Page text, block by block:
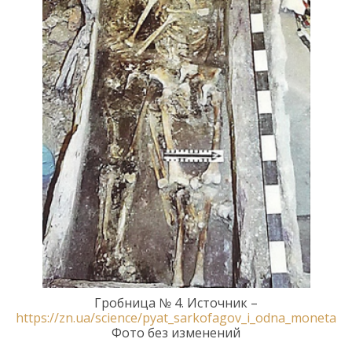
Гробница № 4. Источник –
https://zn.ua/science/
Фото без изменений